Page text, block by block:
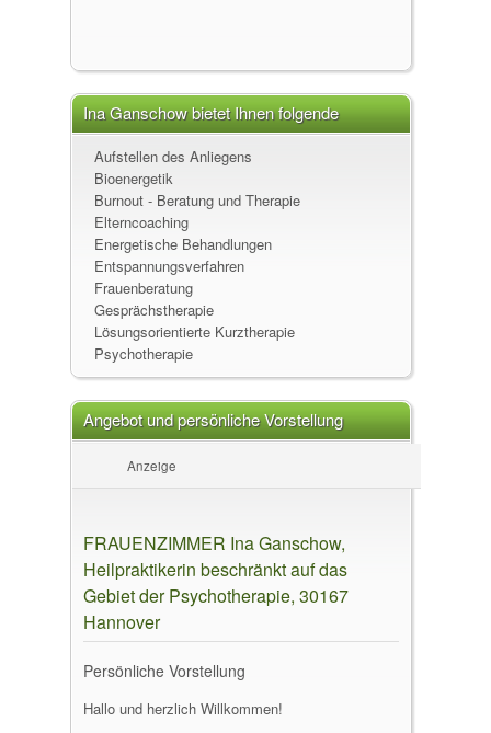
Ina Ganschow bietet Ihnen folgende
Leistungen an
Aufstellen des Anliegens
Bioenergetik
Burnout - Beratung und Therapie
Elterncoaching
Energetische Behandlungen
Entspannungsverfahren
Frauenberatung
Gesprächstherapie
Lösungsorientierte Kurztherapie
Psychotherapie
Angebot und persönliche Vorstellung
Anzeige
FRAUENZIMMER Ina Ganschow,
Heilpraktikerin beschränkt auf das
Gebiet der Psychotherapie, 30167
Hannover
Persönliche Vorstellung
Hallo und herzlich Willkommen!